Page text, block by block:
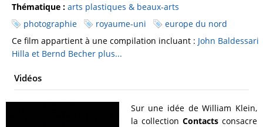
Thématique : arts plastiques & beaux-arts
photographie
royaume-uni
europe du nord
Ce film appartient à une compilation incluant : John Baldessari
Hilla et Bernd Becher plus...
Vidéos
Sur une idée de William Klein,
la collection Contactsconsacre